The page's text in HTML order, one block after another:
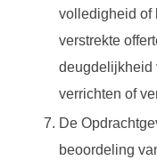
volledigheid of
verstrekte
deugdelijkheid
verrichten of
De
beoordeling